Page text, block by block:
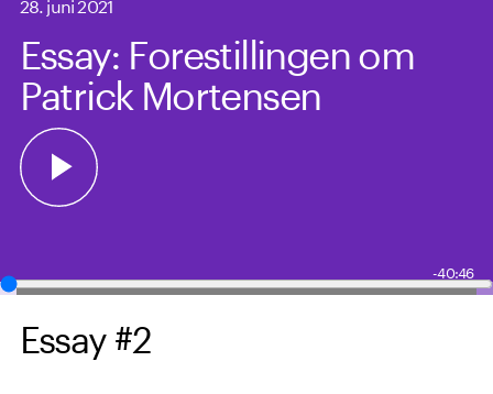
Essay: Forestillingen om
Patrick Mortensen
-40:46
Essay #2